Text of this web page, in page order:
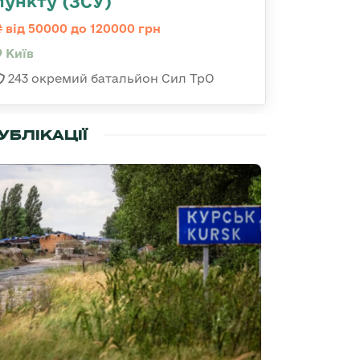
від 50000 до 120000 грн
Київ
243 окремий батальйон Сил ТрО